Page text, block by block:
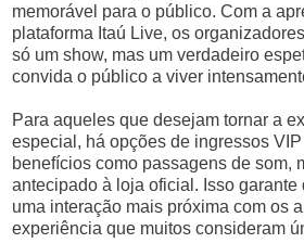
memorável para o público. Com a
plataforma Itaú Live, os
só um show, mas um verdadeiro
convida o público a viver
Para aqueles que desejam tornar a
especial, há opções de ingressos
benefícios como passagens de som,
antecipado à loja oficial. Isso garante
uma interação mais próxima com os
experiência que muitos consideram